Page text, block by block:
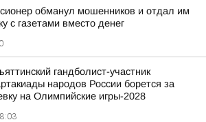
обманул мошенников и отдал им
с газетами вместо денег
гандболист-участник
народов России борется за
на Олимпийские игры-2028